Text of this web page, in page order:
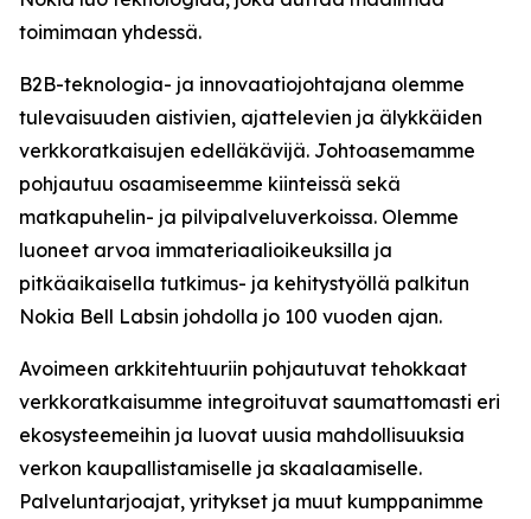
toimimaan yhdessä.
B2B-teknologia- ja innovaatiojohtajana olemme
tulevaisuuden aistivien, ajattelevien ja älykkäiden
verkkoratkaisujen edelläkävijä. Johtoasemamme
pohjautuu osaamiseemme kiinteissä sekä
matkapuhelin- ja pilvipalveluverkoissa. Olemme
luoneet arvoa immateriaalioikeuksilla ja
pitkäaikaisella tutkimus- ja kehitystyöllä palkitun
Nokia Bell Labsin johdolla jo 100 vuoden ajan.
Avoimeen arkkitehtuuriin pohjautuvat tehokkaat
verkkoratkaisumme integroituvat saumattomasti eri
ekosysteemeihin ja luovat uusia mahdollisuuksia
verkon kaupallistamiselle ja skaalaamiselle.
Palveluntarjoajat, yritykset ja muut kumppanimme